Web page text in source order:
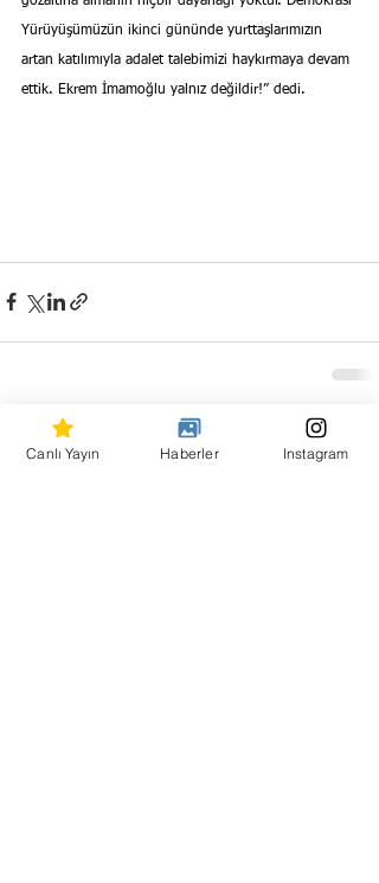
Yürüyüşümüzün ikinci gününde yurttaşlarımızın
artan katılımıyla adalet talebimizi haykırmaya devam
ettik. Ekrem İmamoğlu yalnız değildir!” dedi.
Son Yazılar Hepsini Gör
Canlı Yayın Haberler Instagram